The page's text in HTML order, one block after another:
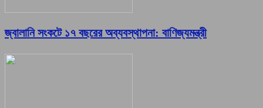
জ্বালানি সংকটে ১৭ বছরের অব্যবস্থাপনা: বাণিজ্যমন্ত্রী